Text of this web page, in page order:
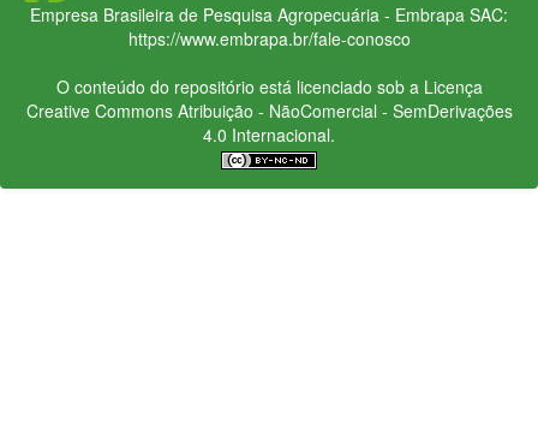
Empresa Brasileira de Pesquisa Agropecuária - Embrapa SAC:
https://www.embrapa.br/fale-conosco
O conteúdo do repositório está licenciado sob a Licença
Creative CommonsAtribuição - NãoComercial - SemDerivações
4.0 Internacional.